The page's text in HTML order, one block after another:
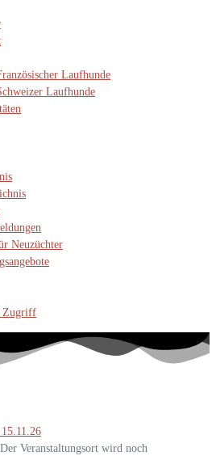
Laufhunde
Laufhunde
Neuzüchter
Zugriff
Veranstaltungsort wird noch